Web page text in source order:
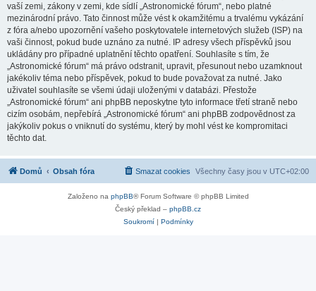
vaší zemi, zákony v zemi, kde sídlí „Astronomické fórum“, nebo platné
mezinárodní právo. Tato činnost může vést k okamžitému a trvalému vykázání
z fóra a/nebo upozornění vašeho poskytovatele internetových služeb (ISP) na
vaši činnost, pokud bude uznáno za nutné. IP adresy všech příspěvků jsou
ukládány pro případné uplatnění těchto opatření. Souhlasíte s tím, že
„Astronomické fórum“ má právo odstranit, upravit, přesunout nebo uzamknout
jakékoliv téma nebo příspěvek, pokud to bude považovat za nutné. Jako
uživatel souhlasíte se všemi údaji uloženými v databázi. Přestože
„Astronomické fórum“ ani phpBB neposkytne tyto informace třetí straně nebo
cizím osobám, nepřebírá „Astronomické fórum“ ani phpBB zodpovědnost za
jakýkoliv pokus o vniknutí do systému, který by mohl vést ke kompromitaci
těchto dat.
Domů Obsah fóra Všechny časy jsou v UTC+02:00
Smazat cookies
Založeno na phpBB® Forum Software © phpBB Limited
Český překlad – phpBB.cz
Soukromí| Podmínky